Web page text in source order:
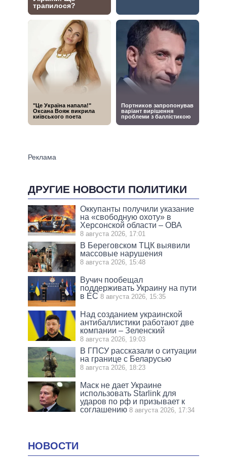
ДРУГИЕ НОВОСТИ ПОЛИТИКИ
Оккупанты получили указание
на «свободную охоту» в
Херсонской области – ОВА
8 августа 2026, 17:01
В Береговском ТЦК выявили
массовые нарушения
8 августа 2026, 15:48
Вучич пообещал
поддерживать Украину на пути
в ЕС 8 августа 2026, 15:35
Над созданием украинской
антибаллистики работают две
компании – Зеленский
8 августа 2026, 19:03
В ГПСУ рассказали о ситуации
на границе с Беларусью
8 августа 2026, 18:23
Маск не дает Украине
использовать Starlink для
ударов по рф и призывает к
соглашению 8 августа 2026, 17:34
НОВОСТИ